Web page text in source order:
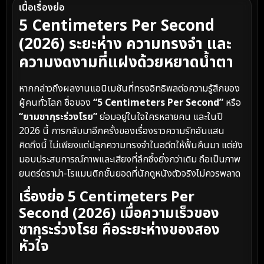
เนื้อเรื่องย่อ
5 Centimeters Per Second
(2026) ระยะห่าง ความทรงจำ และ
ความงดงามที่แฝงด้วยหยาดน้ำตา
หากกล่าวถึงผลงานแอนิเมชันที่ทรงอิทธิพลต่อความรู้สึกของ
ผู้คนทั่วโลก ชื่อของ “5 Centimeters Per Second” หรือ
“ยามซากุระร่วงโรย”ย่อมอยู่ในใจใครหลายคน และในปี
2026 นี้ การกลับมาอีกครั้งของเรื่องราวความรักอันแสน
คิดถึงนี้ ไม่เพียงแต่ปลุกความทรงจำในอดีตให้ฟื้นคืนมา แต่ยัง
มอบประสบการณ์ภาพและเสียงที่ลึกซึ้งยิ่งกว่าเดิม ถือเป็นภาพ
ยนตร์ดราม่า-โรแมนติกชั้นยอดที่นักดูหนังตัวจริงไม่ควรพลาด
เรื่องย่อ 5 Centimeters Per
Second (2026) เมื่อความเร็วของ
ซากุระร่วงโรย คือระยะห่างของสอง
หัวใจ